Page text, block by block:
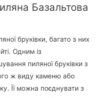
Базальтова
бруківки, багато з них
Одним із
пиляної бруківки з
ж виду каменю або
Її можна поєднувати з